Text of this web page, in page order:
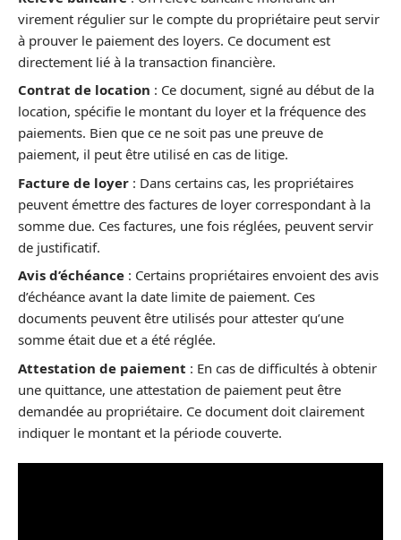
virement régulier sur le compte du propriétaire peut servir
à prouver le paiement des loyers. Ce document est
directement lié à la transaction financière.
Contrat de location : Ce document, signé au début de la
location, spécifie le montant du loyer et la fréquence des
paiements. Bien que ce ne soit pas une preuve de
paiement, il peut être utilisé en cas de litige.
Facture de loyer : Dans certains cas, les propriétaires
peuvent émettre des factures de loyer correspondant à la
somme due. Ces factures, une fois réglées, peuvent servir
de justificatif.
Avis d’échéance : Certains propriétaires envoient des avis
d’échéance avant la date limite de paiement. Ces
documents peuvent être utilisés pour attester qu’une
somme était due et a été réglée.
Attestation de paiement : En cas de difficultés à obtenir
une quittance, une attestation de paiement peut être
demandée au propriétaire. Ce document doit clairement
indiquer le montant et la période couverte.